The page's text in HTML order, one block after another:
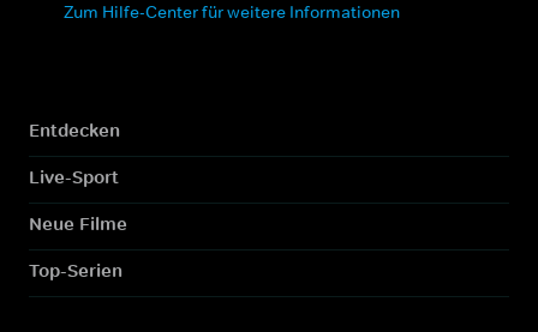
Zum Hilfe-Center für weitere Informationen
Entdecken
Live-Sport
Neue Filme
Top-Serien